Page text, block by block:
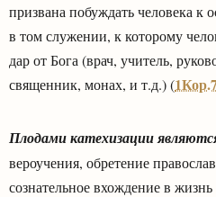
призвана побуждать человека к
в том служении, к которому
дар от Бога (врач, учитель,
священник, монах, и т.д.) (
Плодами катехизации
вероучения, обретение
сознательное вхождение в